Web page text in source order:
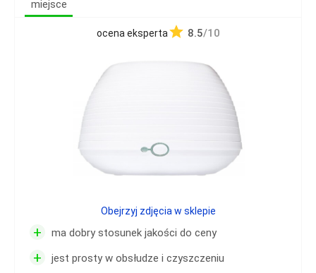
miejsce
ocena eksperta 8.5/10
+ ma dobry stosunek jakości do ceny
+ jest prosty w obsłudze i czyszczeniu
Obejrzyj zdjęcia w sklepie